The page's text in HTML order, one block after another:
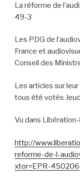
La réforme de
49-3
Les PDG de
France et
Conseil des
Les articles sur
tous été votés
Vu dans
http://
reforme-de-l-
xtor=EPR-450206